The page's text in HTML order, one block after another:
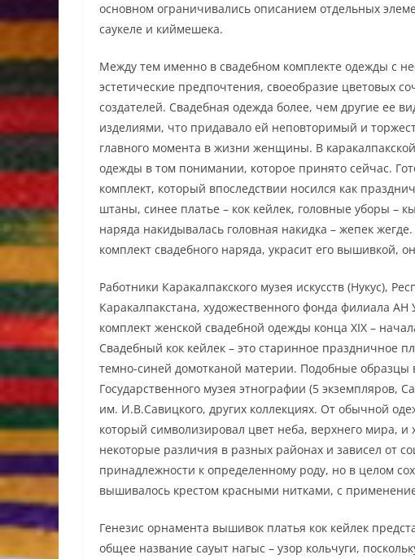
основном ограничивались описанием отдельных
саукеле и киймешека.
Между тем именно в свадебном комплекте одежды с
эстетические предпочтения, своеобразие цветовых
создателей. Свадебная одежда более, чем другие ее
изделиями, что придавало ей неповторимый и
главного момента в жизни женщины. В
одежды в том понимании, которое принято сейчас.
комплект, который впоследствии носился как
штаны, синее платье – кок кейлек, головные уборы –
наряда накидывалась головная накидка – жепек
комплект свадебного наряда, украсит его вышивкой,
Работники Каракалпакского музея искусств (Нукус),
Каракалпакстана, художественного фонда филиала АН
комплект женской свадебной одежды конца XIX –
Свадебный кок кейлек – это старинное праздничное
темно-синей домотканой материи. Подобные образцы
Государственного музея этнографии (5 экземпляров,
им. И.В.Савицкого, других коллекциях. От обычной
который символизировал цвет неба, верхнего мира,
некоторые различия в разных районах и зависел от
принадлежности к определенному роду, но в целом
вышивалось крестом красными нитками, с
Генезис орнамента вышивок платья кок кейлек
общее название сауыт нагыс – узор кольчуги,